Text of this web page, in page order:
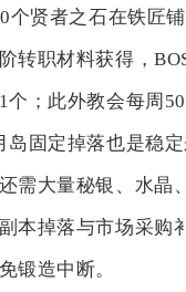
个贤者之石在铁匠
转职材料获得，
个；此外教会每周
岛固定掉落也是稳
需大量秘银、水晶
本掉落与市场采购
锻造中断。